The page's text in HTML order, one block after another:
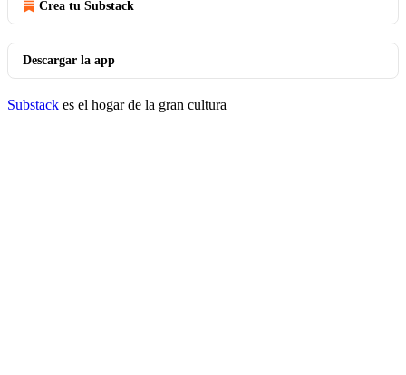
Crea tu Substack
Descargar la app
Substack es el hogar de la gran cultura